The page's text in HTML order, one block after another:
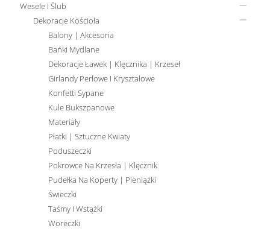
Wesele I Ślub
Dekoracje Kościoła
Balony | Akcesoria
Bańki Mydlane
Dekoracje Ławek | Klęcznika | Krzeseł
Girlandy Perłowe I Kryształowe
Konfetti Sypane
Kule Bukszpanowe
Materiały
Płatki | Sztuczne Kwiaty
Poduszeczki
Pokrowce Na Krzesła | Klęcznik
Pudełka Na Koperty | Pieniążki
Świeczki
Taśmy I Wstążki
Woreczki